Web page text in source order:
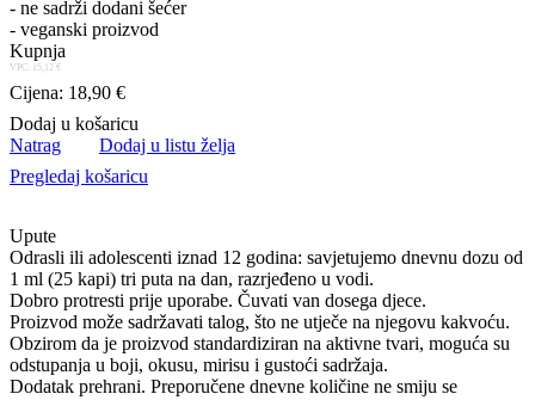
- ne sadrži dodani šećer
- veganski proizvod
Kupnja
VPC: 15,12 €
Cijena: 18,90 €
Dodaj u košaricu
Natrag
Dodaj u listu želja
Pregledaj košaricu
Upute
Odrasli ili adolescenti iznad 12 godina: savjetujemo dnevnu dozu od
1 ml (25 kapi) tri puta na dan, razrjeđeno u vodi.
Dobro protresti prije uporabe. Čuvati van dosega djece.
Proizvod može sadržavati talog, što ne utječe na njegovu kakvoću.
Obzirom da je proizvod standardiziran na aktivne tvari, moguća su
odstupanja u boji, okusu, mirisu i gustoći sadržaja.
Dodatak prehrani. Preporučene dnevne količine ne smiju se